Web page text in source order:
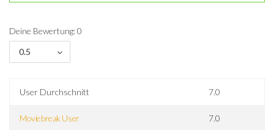
Deine Bewertung: 0
0.5
User Durchschnitt 7.0
Moviebreak User 7.0